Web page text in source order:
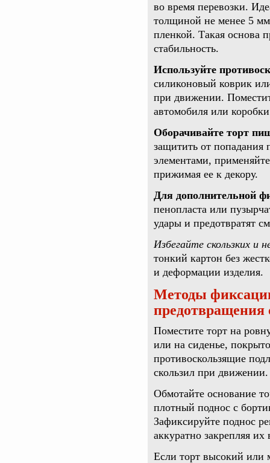
во время перевозки.
толщиной не менее 5
пленкой. Такая основа
стабильность.
Используйте
силиконовый коврик
при движении.
автомобиля или
Оборачивайте торт
защитить от
элементами,
прижимая ее к декору.
Для дополнительной
пенопласта или
удары и предотвратят
Избегайте скользких и
тонкий картон без
и деформации изделия.
Методы
Поместите торт на
или на сиденье,
противоскользящие
скользил при движении.
Обмотайте основание
плотный поднос с
Зафиксируйте поднос
аккуратно закрепляя
Если торт высокий или